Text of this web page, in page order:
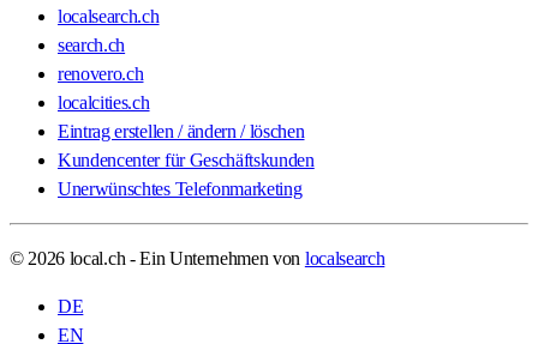
localsearch.ch
search.ch
renovero.ch
localcities.ch
Eintrag erstellen / ändern / löschen
Kundencenter für Geschäftskunden
Unerwünschtes Telefonmarketing
© 2026 local.ch - Ein Unternehmen von localsearch
DE
EN